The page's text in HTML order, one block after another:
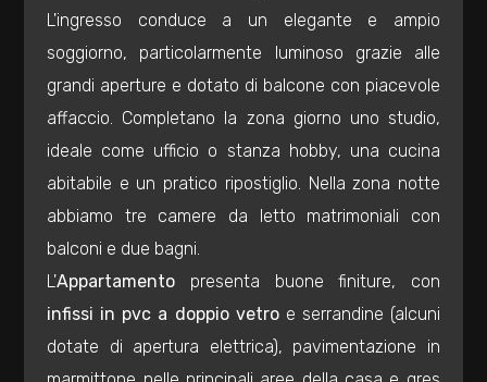
L'ingresso conduce a un elegante e ampio
soggiorno, particolarmente luminoso grazie alle
grandi aperture e dotato di balcone con piacevole
affaccio. Completano la zona giorno uno studio,
ideale come ufficio o stanza hobby, una cucina
abitabile e un pratico ripostiglio. Nella zona notte
abbiamo tre camere da letto matrimoniali con
balconi e due bagni.
L'Appartamento presenta buone finiture, con
infissi in pvc a doppio vetro e serrandine (alcuni
dotate di apertura elettrica), pavimentazione in
Locali
Qualsiasi
1
2